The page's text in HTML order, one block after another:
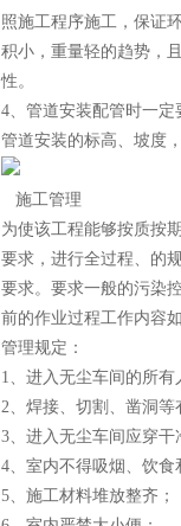
照施工程序施工，保证
积小，重量轻的趋势，
性。
4、管道安装配管时一
管道安装的标高、坡度
施工管理
为使该工程能够按质按
要求，进行全过程、的
要求。要求一般的污染
前的作业过程工作内容
管理规定：
1、进入无尘车间的所
2、焊接、切割、凿洞
3、进入无尘车间应穿
4、室内不得吸烟、饮食
5、施工材料堆放整齐；